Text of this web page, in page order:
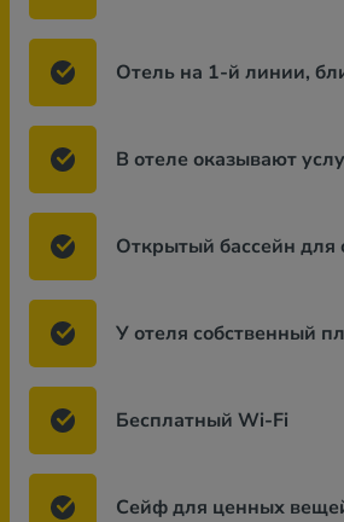
Отель на 1-й линии,
В отеле оказывают
Открытый бассейн для
У отеля собственный
Бесплатный Wi-Fi
Сейф для ценных